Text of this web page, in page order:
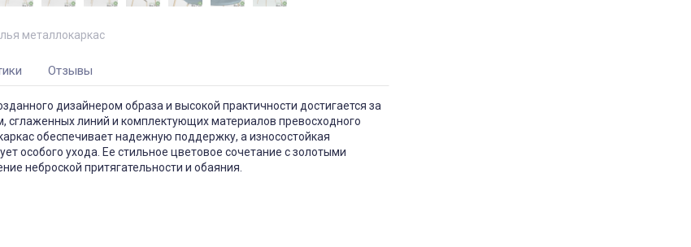
металлокаркас
Отзывы
дизайнером образа и высокой практичности достигается за
сглаженных линий и комплектующих материалов превосходного
обеспечивает надежную поддержку, а износостойкая
особого ухода. Ее стильное цветовое сочетание с золотыми
неброской притягательности и обаяния.